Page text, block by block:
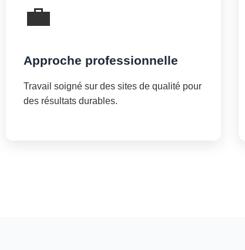
💼
Approche professionnelle
Travail soigné sur des sites de qualité pour
des résultats durables.